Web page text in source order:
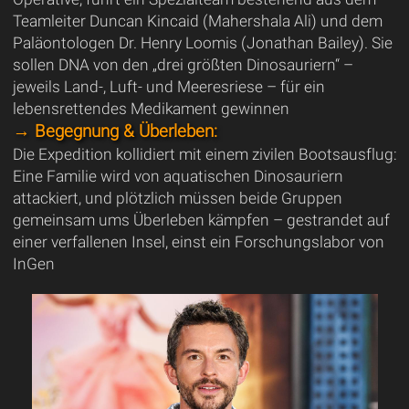
Teamleiter Duncan Kincaid (Mahershala Ali) und dem
Paläontologen Dr. Henry Loomis (Jonathan Bailey). Sie
sollen DNA von den „drei größten Dinosauriern“ –
jeweils Land-, Luft- und Meeresriese – für ein
lebensrettendes Medikament gewinnen
→ Begegnung & Überleben:
Die Expedition kollidiert mit einem zivilen Bootsausflug:
Eine Familie wird von aquatischen Dinosauriern
attackiert, und plötzlich müssen beide Gruppen
gemeinsam ums Überleben kämpfen – gestrandet auf
einer verfallenen Insel, einst ein Forschungslabor von
InGen